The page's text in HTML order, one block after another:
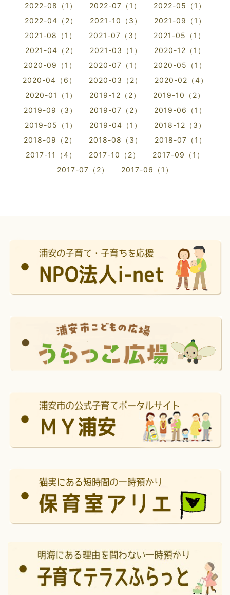
2022-08（1）
2022-07（1）
2022-05（1）
2022-04（2）
2021-10（3）
2021-09（1）
2021-08（1）
2021-07（3）
2021-05（1）
2021-04（2）
2021-03（1）
2020-12（1）
2020-09（1）
2020-07（1）
2020-05（1）
2020-04（6）
2020-03（2）
2020-02（4）
2020-01（1）
2019-12（2）
2019-10（2）
2019-09（3）
2019-07（2）
2019-06（1）
2019-05（1）
2019-04（1）
2018-12（3）
2018-09（2）
2018-08（3）
2018-07（1）
2017-11（4）
2017-10（2）
2017-09（1）
2017-07（2）
2017-06（1）